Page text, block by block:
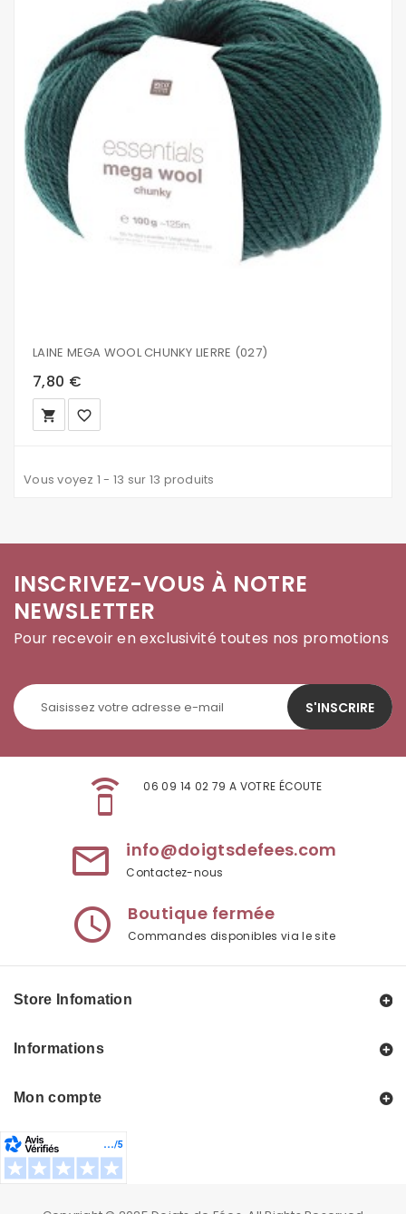
LAINE MEGA WOOL CHUNKY LIERRE (027)
7,80 €
local_grocery_store favorite_border
Vous voyez 1 - 13 sur 13 produits
INSCRIVEZ-VOUS À NOTRE
NEWSLETTER
Pour recevoir en exclusivité toutes nos promotions
S'INSCRIRE
speaker_phone 06 09 14 02 79 A VOTRE ÉCOUTE
mail_outline info@doigtsdefees.com
Contactez-nous
access_time Boutique fermée
Commandes disponibles via le site
Store Infomation
Informations
Mon compte